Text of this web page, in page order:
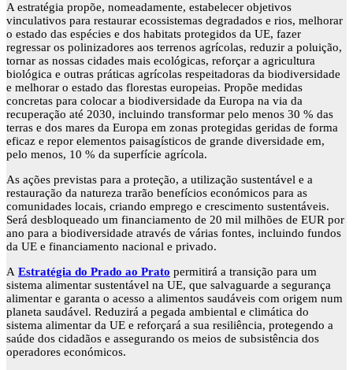
A estratégia propõe, nomeadamente, estabelecer objetivos
vinculativos para restaurar ecossistemas degradados e rios, melhorar
o estado das espécies e dos habitats protegidos da UE, fazer
regressar os polinizadores aos terrenos agrícolas, reduzir a poluição,
tornar as nossas cidades mais ecológicas, reforçar a agricultura
biológica e outras práticas agrícolas respeitadoras da biodiversidade
e melhorar o estado das florestas europeias. Propõe medidas
concretas para colocar a biodiversidade da Europa na via da
recuperação até 2030, incluindo transformar pelo menos 30 % das
terras e dos mares da Europa em zonas protegidas geridas de forma
eficaz e repor elementos paisagísticos de grande diversidade em,
pelo menos, 10 % da superfície agrícola.
As ações previstas para a proteção, a utilização sustentável e a
restauração da natureza trarão benefícios económicos para as
comunidades locais, criando emprego e crescimento sustentáveis.
Será desbloqueado um financiamento de 20 mil milhões de EUR por
ano para a biodiversidade através de várias fontes, incluindo fundos
da UE e financiamento nacional e privado.
A Estratégia do Prado ao Prato permitirá a transição para um
sistema alimentar sustentável na UE, que salvaguarde a segurança
alimentar e garanta o acesso a alimentos saudáveis com origem num
planeta saudável. Reduzirá a pegada ambiental e climática do
sistema alimentar da UE e reforçará a sua resiliência, protegendo a
saúde dos cidadãos e assegurando os meios de subsistência dos
operadores económicos.